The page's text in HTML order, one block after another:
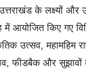
उत्तराखंड के लक्ष्यों
आयोजित किए गए
उत्सव, महामहिम
फीडबैक और सुझावों